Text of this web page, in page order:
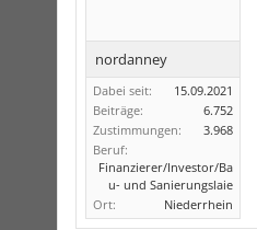
nordanney
Dabei seit:
15.09.2021
Beiträge:
6.752
Zustimmungen:
3.968
Beruf:
Finanzierer/Investor/Ba
u- und Sanierungslaie
Ort:
Niederrhein